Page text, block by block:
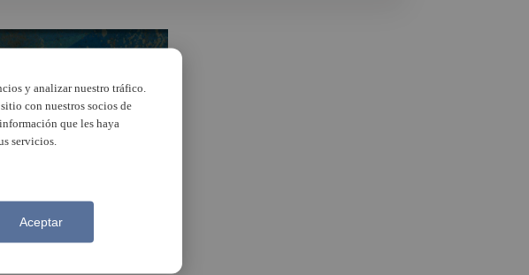
de la primera edició
y analizar nuestro tráfico.
con nuestros socios de
que les haya
servicios.
Aceptar